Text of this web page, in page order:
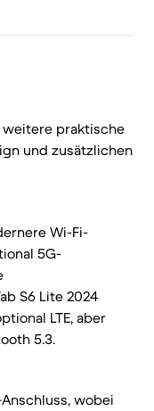
praktische
und zusätzlichen
Wi-Fi-
5G-
S6 Lite 2024
LTE, aber
5.3.
wobei